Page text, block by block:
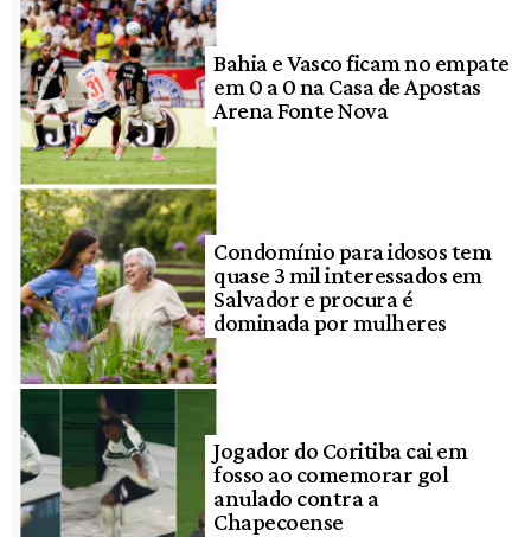
Bahia e Vasco ficam no empate
em 0 a 0 na Casa de Apostas
Arena Fonte Nova
Condomínio para idosos tem
quase 3 mil interessados em
Salvador e procura é
dominada por mulheres
Jogador do Coritiba cai em
fosso ao comemorar gol
anulado contra a
Chapecoense